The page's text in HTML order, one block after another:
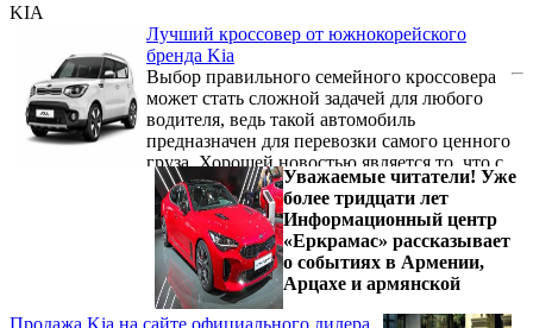
KIA
Лучший кроссовер от южнокорейского
бренда Kia
Выбор правильного семейного кроссовера
может стать сложной задачей для любого
водителя, ведь такой автомобиль
предназначен для перевозки самого ценного
груза. Хорошей новостью является то, что с
правильными знаниями вы можете выбрать
правильный семейный автомобиль,
который подойдет вам и по цене, и по
функционалу. В компании «Агалат» -
официального дилера южнокорейского
бренда Kia – вы можете купить хороший по
цене и качеству автомобиль для семейных
Продажа Kia на сайте официального дилера
Уважаемые читатели! Уже
более тридцати лет
Информационный центр
«Еркрамас» рассказывает
о событиях в Армении,
Арцахе и армянской